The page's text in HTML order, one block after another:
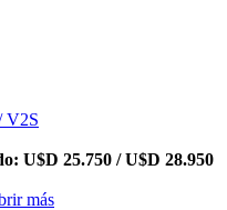
V2S
U$D 25.750 / U$D 28.950
más